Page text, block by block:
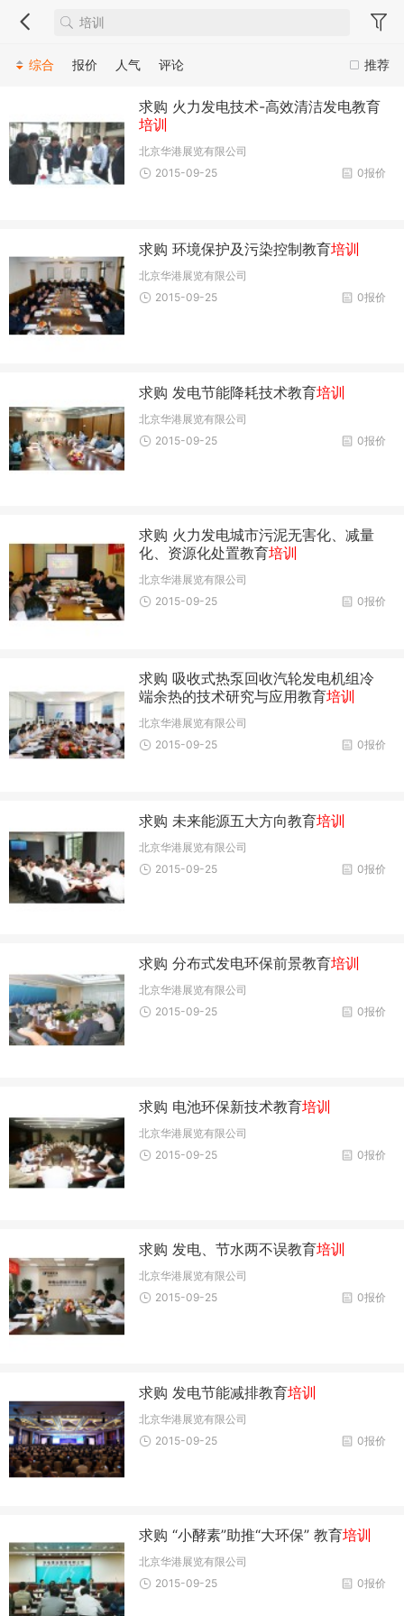
推荐
综合 报价 人气 评论
求购 火力发电技术-高效清洁发电教育
培训
北京华港展览有限公司
0报价
2015-09-25
求购 环境保护及污染控制教育培训
北京华港展览有限公司
0报价
2015-09-25
求购 发电节能降耗技术教育培训
北京华港展览有限公司
0报价
2015-09-25
求购 火力发电城市污泥无害化、减量
化、资源化处置教育培训
北京华港展览有限公司
0报价
2015-09-25
求购 吸收式热泵回收汽轮发电机组冷
端余热的技术研究与应用教育培训
北京华港展览有限公司
0报价
2015-09-25
求购 未来能源五大方向教育培训
北京华港展览有限公司
0报价
2015-09-25
求购 分布式发电环保前景教育培训
北京华港展览有限公司
0报价
2015-09-25
求购 电池环保新技术教育培训
北京华港展览有限公司
0报价
2015-09-25
求购 发电、节水两不误教育培训
北京华港展览有限公司
0报价
2015-09-25
求购 发电节能减排教育培训
北京华港展览有限公司
0报价
2015-09-25
求购 “小酵素”助推“大环保” 教育培训
北京华港展览有限公司
0报价
2015-09-25